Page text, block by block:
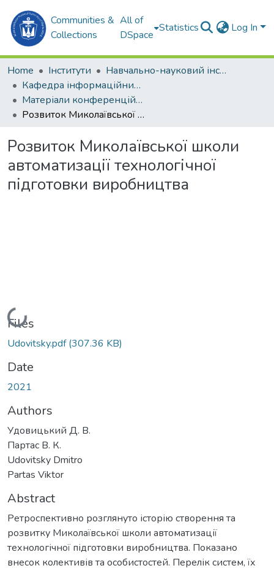
Communities &
Collections
All of
DSpace
Statistics Log In
Home Інститути
Навчально-науковий інститут комп'ютерних наук та управління проектами (ННІКНУП)
Кафедра інформаційних управляючих систем та технологій (ІУСтаТ)
Матеріали конференцій (ІУСтаТ)
Розвиток Миколаївської школи автоматизації технологічної підготовки виробництва
Розвиток Миколаївської школи
автоматизації технологічної
підготовки виробництва
Loading...
Files
Udovitsky.pdf(307.36 KB)
Date
2021
Authors
Удовицький Д. В.
Партас В. К.
Udovitsky Dmitro
Partas Viktor
Abstract
Ретроспективно розглянуто історію створення та
розвитку Миколаївської школи автоматизації
технологічної підготовки виробництва. Показано
внесок колективів та особистостей. Перелік систем, їх